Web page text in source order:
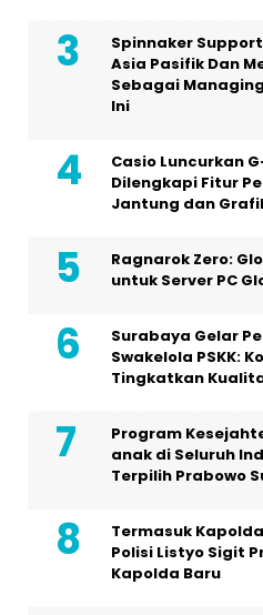
Spinnaker
Asia Pasifik Dan
Sebagai
Ini
Casio Luncurkan
Dilengkapi Fitur
Jantung dan
Ragnarok Zero:
untuk Server PC
Surabaya Gelar
Swakelola PSKK:
Tingkatkan
Program
anak di Seluruh
Terpilih Prabowo
Termasuk
Polisi Listyo Sigit
Kapolda Baru